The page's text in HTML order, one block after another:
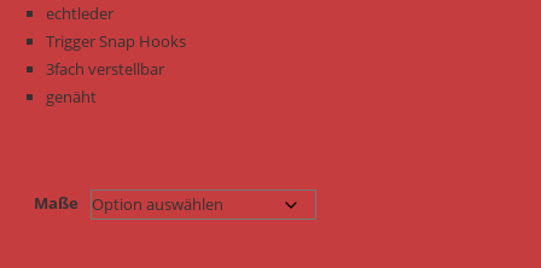
echtleder
Trigger Snap Hooks
3fach verstellbar
genäht
Maße